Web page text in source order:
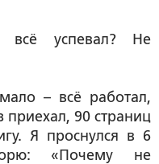
успевал? Не
– всё работал,
приехал, 90 страниц
Я проснулся в 6
«Почему не